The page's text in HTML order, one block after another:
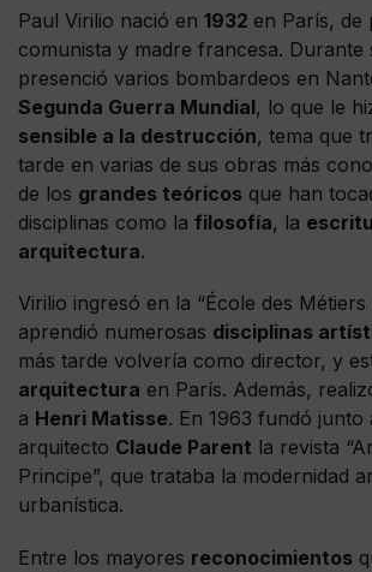
Paul Virilio nació en 1932 en París, de
comunista y madre francesa. Durante
presenció varios bombardeos en
Segunda Guerra Mundial, lo que le
sensible a la destrucción, tema que
tarde en varias de sus obras más
de los grandes teóricos que han
disciplinas como la filosofía, la
arquitectura.
Virilio ingresó en la “École des Métiers
aprendió numerosas disciplinas
más tarde volvería como director, y
arquitectura en París. Además,
a Henri Matisse. En 1963 fundó junto
arquitecto Claude Parent la revista
Principe”, que trataba la modernidad
urbanística.
Entre los mayores reconocimientos